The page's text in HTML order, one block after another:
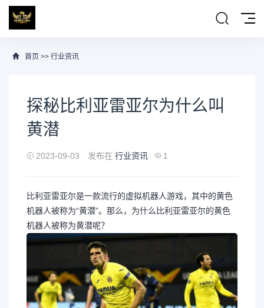
首页 >> 行业资讯
探秘比利亚雷亚尔为什么叫
黄潜
2023-09-03 发布在 行业资讯 1
比利亚雷亚尔是一款流行的虚拟机器人游戏，其中的黄色
机器人被称为“黄潜”。那么，为什么比利亚雷亚尔的黄色
机器人被称为黄潜呢？